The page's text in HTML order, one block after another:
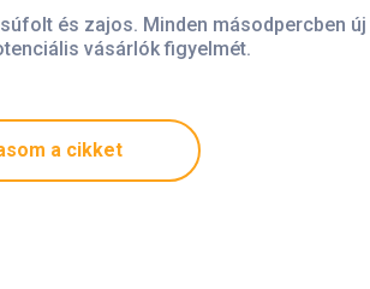
és zajos. Minden másodpercben
vásárlók figyelmét.
a cikket